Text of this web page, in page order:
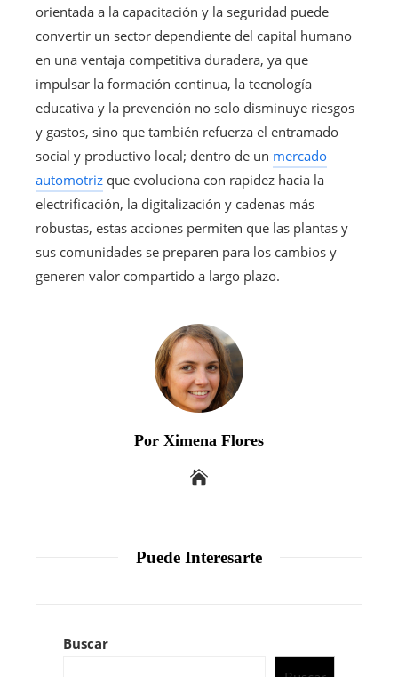
orientada a la capacitación y la seguridad puede
convertir un sector dependiente del capital humano
en una ventaja competitiva duradera, ya que
impulsar la formación continua, la tecnología
educativa y la prevención no solo disminuye riesgos
y gastos, sino que también refuerza el entramado
social y productivo local; dentro de un mercado
automotriz que evoluciona con rapidez hacia la
electrificación, la digitalización y cadenas más
robustas, estas acciones permiten que las plantas y
sus comunidades se preparen para los cambios y
generen valor compartido a largo plazo.
Por Ximena Flores
Puede Interesarte
Buscar